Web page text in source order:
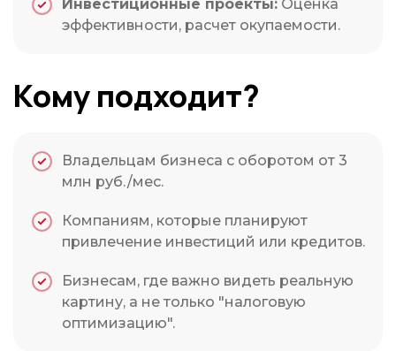
Инвестиционные проекты: Оценка
эффективности, расчет окупаемости.
Кому подходит?
Владельцам бизнеса с оборотом от 3
млн руб./мес.
Компаниям, которые планируют
привлечение инвестиций или кредитов.
Бизнесам, где важно видеть реальную
картину, а не только "налоговую
оптимизацию".